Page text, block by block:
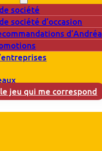
société
société d’occasion
d’Andréa
jeu qui me correspond